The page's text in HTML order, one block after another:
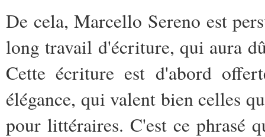
De cela, Marcello Sereno est
long travail d'écriture, qui aura
Cette écriture est d'abord
élégance, qui valent bien celles
pour littéraires. C'est ce phrasé